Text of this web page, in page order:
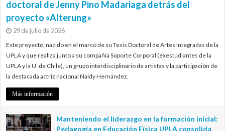
doctoral de Jenny Pino Madariaga detrás del
proyecto «Alterung»
29 de julio de 2026
Este proyecto, nacido en el marco de su Tesis Doctoral de Artes Integradas de la
UPLA y que realiza junto a su compañía Soporte Corporal (exestudiantes de la
UPLA y la U. de Chile), un grupo interdisciplinario de artistas y la participación de
la destacada actriz nacional Naldy Hernández.
Más información
Manteniendo el liderazgo en la formación inicial:
Pedagogía en Educación Física UPLA consolida